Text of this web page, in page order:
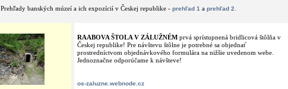
Prehľady banských múzeí a ich expozícií v Českej republike - prehľad 1 a prehľad 2.
RAABOVA ŠTOLA V ZÁLUŽNÉMprvá sprístupnená bridlicová štôlňa v
Českej republike! Pre návštevu štôlne je potrebné sa objednať
prostredníctvom objednávkového formulára na nižšie uvedenom webe.
Jednoznačne odporúčame k návšteve!
os-zaluzne.webnode.cz